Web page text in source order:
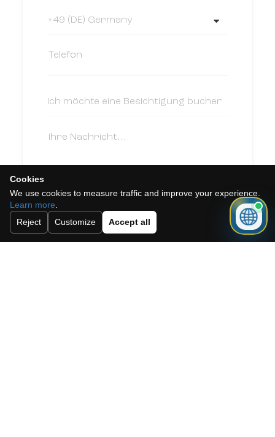
Ich akzeptiere die Cookie-Richtlinie,
die Datenschutzrichtlinie und die
Allgemeinen Geschäftsbedingungen.
Cookies
We use cookies to measure traffic and improve your experience.
Learn more
Reject
Customize Accept all